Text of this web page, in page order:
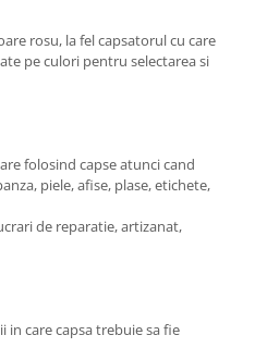
rosu, la fel capsatorul cu care
pe culori pentru selectarea si
folosind capse atunci cand
piele, afise, plase, etichete,
de reparatie, artizanat,
in care capsa trebuie sa fie